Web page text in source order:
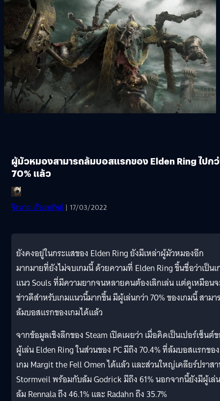
ผู้มัวหมองสามารถล้มบอสแรกของ Elden Ring ไปก
70% แล้ว
จีรนาถ เรืองทรัพย์ | 17/03/2022
ยังคงอยู่ในกระแสของ Elden Ring ยังมีเหล่าผู้มัวหมองอีก
มากมายที่ยังไม่จบเกมนี้ ด้วยความที่ Elden Ring ขึ้นชื่อว่าเป็น
แนว Souls ที่มีความยากจนหลายคนต้องเลิกเล่น แต่ดูเหมือน
ข่าวดีสำหรับเกมแนวนี้มากขึ้น มีผู้เล่นกว่า 70% ของเกมนี้ สามา
ล้มบอสแรกของเกมได้แล้ว
จากข้อมูลเชิงลึกของ Steam เปิดเผยว่า เมื่อคิดเป็นเปอร์เซ็นต์
ผู้เล่น Elden Ring ในส่วนของ PC มีถึง 70.4% ที่ล้มบอสแรกของ
เกม Margit the Fell Omen ได้แล้ว และส่วนใหญ่เคลียร์ปราส
Stormveil พร้อมกับล้ม Godrick มีถึง 61% นอกจากนี้ยังมีผู้เล่น
ล้ม Rennala ถึง 46.1% และ Radahn ถึง 35.7%